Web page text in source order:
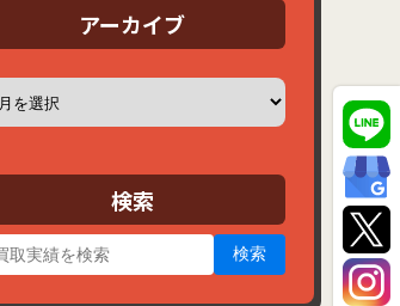
アーカイブ
検索
検索